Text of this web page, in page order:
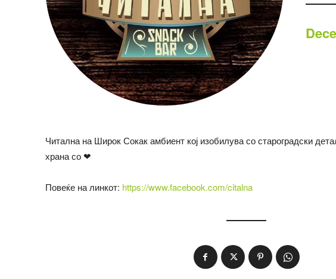
Читална на Широк Сокак амбиент кој изобилува со староградски
храна со ❤
Повеќе на линкот: https://www.facebook.com/citalna